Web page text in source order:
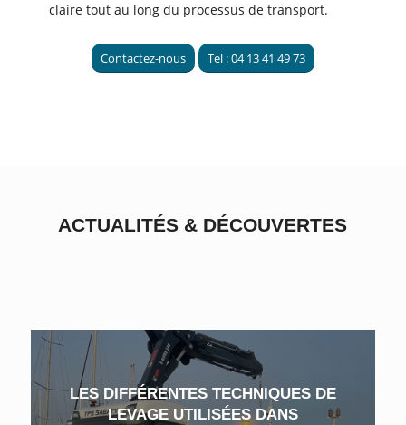
claire tout au long du processus de transport.
Contactez-nous Tel : 04 13 41 49 73
ACTUALITÉS & DÉCOUVERTES
LES DIFFÉRENTES TECHNIQUES DE
LEVAGE UTILISÉES DANS